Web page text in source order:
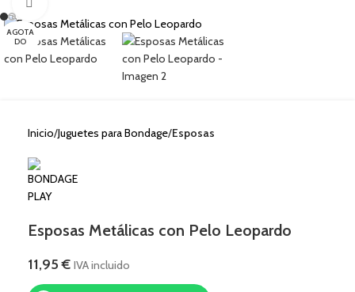
AGOTA
DO
Inicio Juguetes para Bondage Esposas
Esposas Metálicas con Pelo Leopardo
11,95€ IVA incluido